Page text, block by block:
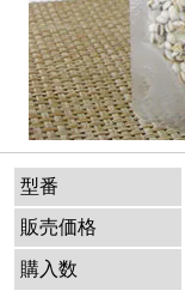
型番
販売価格
購入数